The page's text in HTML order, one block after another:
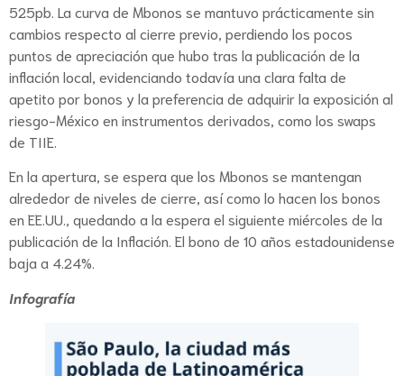
525pb. La curva de Mbonos se mantuvo prácticamente sin
cambios respecto al cierre previo, perdiendo los pocos
puntos de apreciación que hubo tras la publicación de la
inflación local, evidenciando todavía una clara falta de
apetito por bonos y la preferencia de adquirir la exposición al
riesgo-México en instrumentos derivados, como los swaps
de TIIE.
En la apertura, se espera que los Mbonos se mantengan
alrededor de niveles de cierre, así como lo hacen los bonos
en EE.UU., quedando a la espera el siguiente miércoles de la
publicación de la Inflación. El bono de 10 años estadounidense
baja a 4.24%.
Infografía